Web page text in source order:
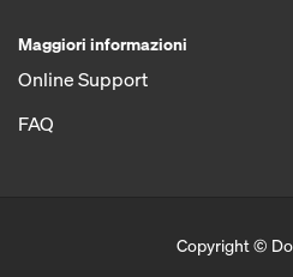
Maggiori informazioni
Online Support
FAQ
Copyright ©